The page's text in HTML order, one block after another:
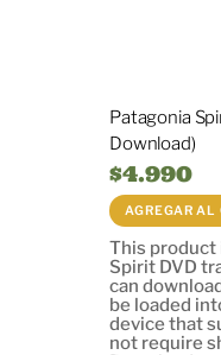
Patagonia
Download)
$4.990
AGREGAR AL
This product
Spirit DVD
can
be loaded
device that
not require